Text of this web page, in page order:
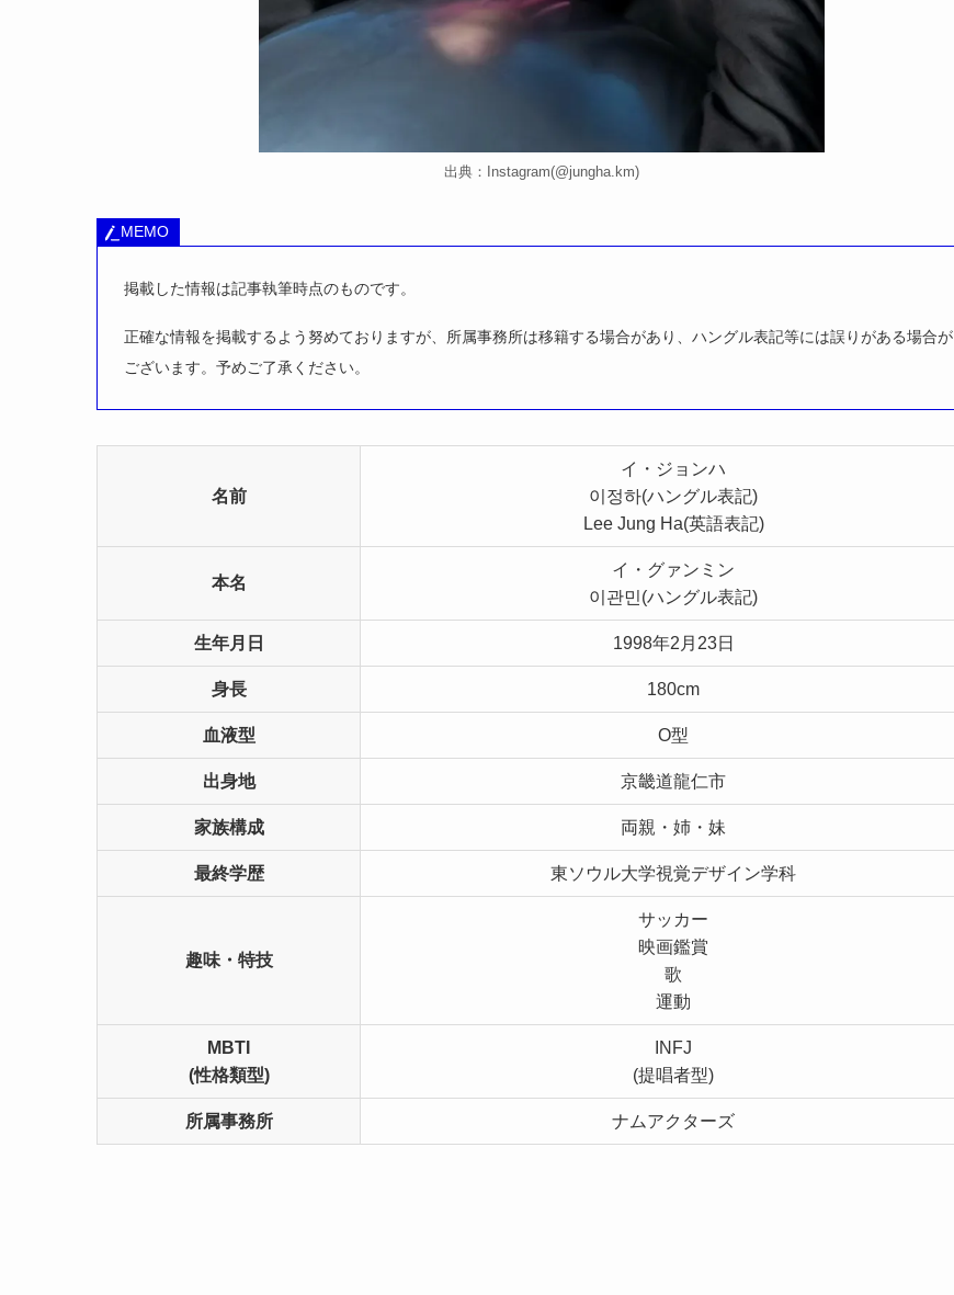
出典：Instagram(@jungha.km)
MEMO
掲載した情報は記事執筆時点のものです。
正確な情報を掲載するよう努めておりますが、所属事務所は移籍する場合があり、ハングル表記等には誤りがある場合が
ございます。予めご了承ください。
名前
イ・ジョンハ
이정하(ハングル表記)
Lee Jung Ha(英語表記)
本名
イ・グァンミン
이관민(ハングル表記)
生年月日 1998年2月23日
身長 180cm
血液型 O型
出身地 京畿道龍仁市
家族構成 両親・姉・妹
最終学歴 東ソウル大学視覚デザイン学科
趣味・特技
サッカー
映画鑑賞
歌
運動
MBTI
(性格類型)
INFJ
(提唱者型)
所属事務所 ナムアクターズ